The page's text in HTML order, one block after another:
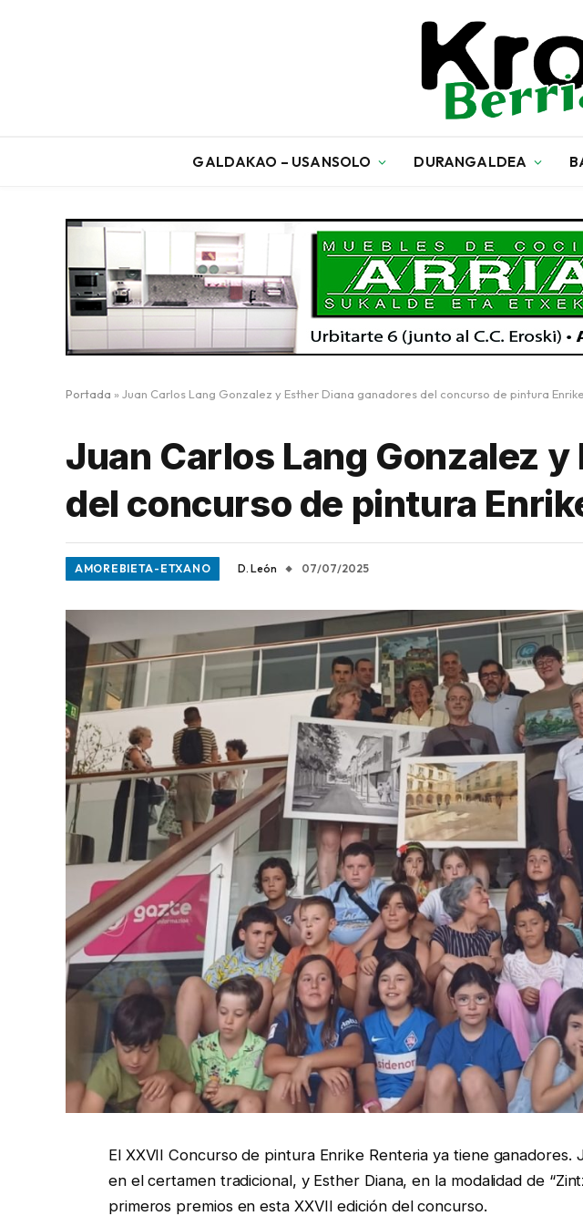
GALDAKAO – USANSOLO DURANGALDEA
Portada » Juan Carlos Lang Gonzalez y Esther Diana ganadores del concurso de pintura
Juan Carlos Lang Gonzalez
del concurso de pintura
AMOREBIETA-ETXANO D. León 07/07/2025
El XXVII Concurso de pintura Enrike Renteria ya tiene ganadores.
en el certamen tradicional, y Esther Diana, en la modalidad de
primeros premios en esta XXVII edición del concurso.